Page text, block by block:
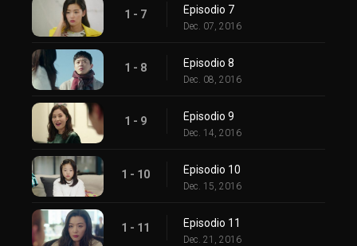
1 - 7 Episodio 7
Dec. 07, 2016
1 - 8 Episodio 8
Dec. 08, 2016
1 - 9 Episodio 9
Dec. 14, 2016
1 - 10 Episodio 10
Dec. 15, 2016
1 - 11 Episodio 11
Dec. 21, 2016